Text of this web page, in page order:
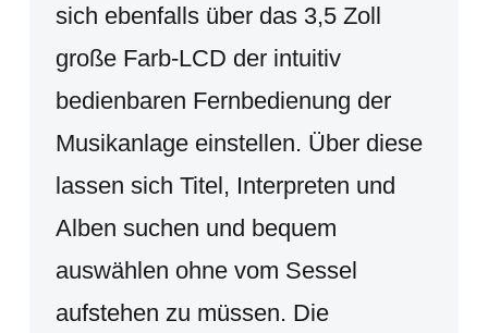
sich ebenfalls über das 3,5 Zoll
große Farb-LCD der intuitiv
bedienbaren Fernbedienung der
Musikanlage einstellen. Über diese
lassen sich Titel, Interpreten und
Alben suchen und bequem
auswählen ohne vom Sessel
aufstehen zu müssen. Die